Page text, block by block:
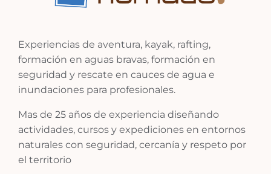
Experiencias de aventura, kayak, rafting,
formación en aguas bravas, formación en
seguridad y rescate en cauces de agua e
inundaciones para profesionales.
Mas de 25 años de experiencia diseñando
actividades, cursos y expediciones en entornos
naturales con seguridad, cercanía y respeto por
el territorio